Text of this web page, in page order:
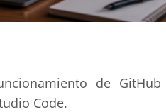
de
Code.